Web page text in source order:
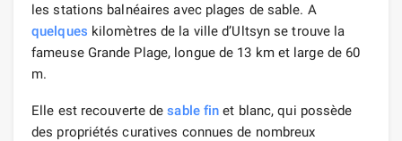
les stations balnéaires avec plages de sable. A
quelques kilomètres de la ville d’Ultsyn se trouve la
fameuse Grande Plage, longue de 13 km et large de 60
m.
Elle est recouverte desable fin et blanc, qui possède
des propriétés curatives connues de nombreux